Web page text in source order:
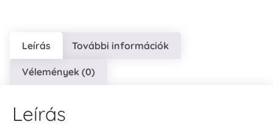
Leírás További információk
Vélemények (0)
Leírás